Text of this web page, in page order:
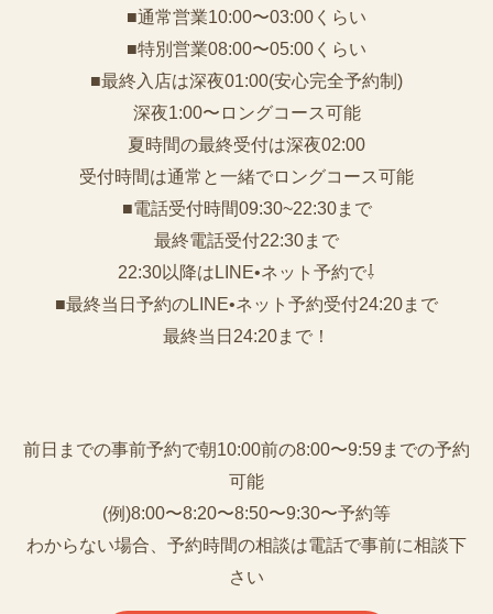
■通常営業10:00〜03:00くらい
■特別営業08:00〜05:00くらい
■最終入店は深夜01:00(安心完全予約制)
深夜1:00〜ロングコース可能
夏時間の最終受付は深夜02:00
受付時間は通常と一緒でロングコース可能
■電話受付時間09:30~22:30まで
️最終電話受付22:30まで
22:30以降はLINE•ネット予約で⇩
■最終当日予約のLINE•ネット予約受付24:20まで
最終当日24:20まで！
前日までの事前予約で朝10:00前の8:00〜9:59までの予約
可能
(例)8:00〜8:20〜8:50〜9:30〜予約等
わからない場合、予約時間の相談は電話で事前に相談下
さい